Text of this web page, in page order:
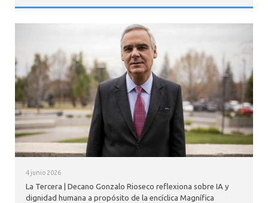
4 junio 2026
La Tercera | Decano Gonzalo Rioseco reflexiona sobre IA y
dignidad humana a propósito de la encíclica Magnífica